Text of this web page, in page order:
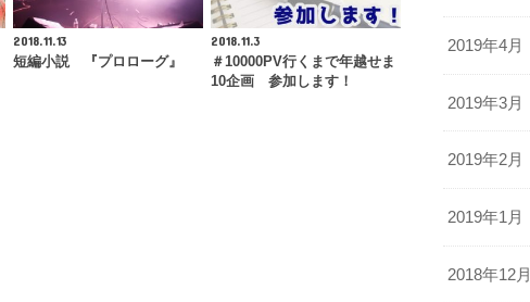
2018.11.13
短編小説 『プロローグ』
2018.11.3
＃10000PV行くまで年越せま
10企画 参加します！
2019年4月
2019年3月
2019年2月
2019年1月
2018年12月